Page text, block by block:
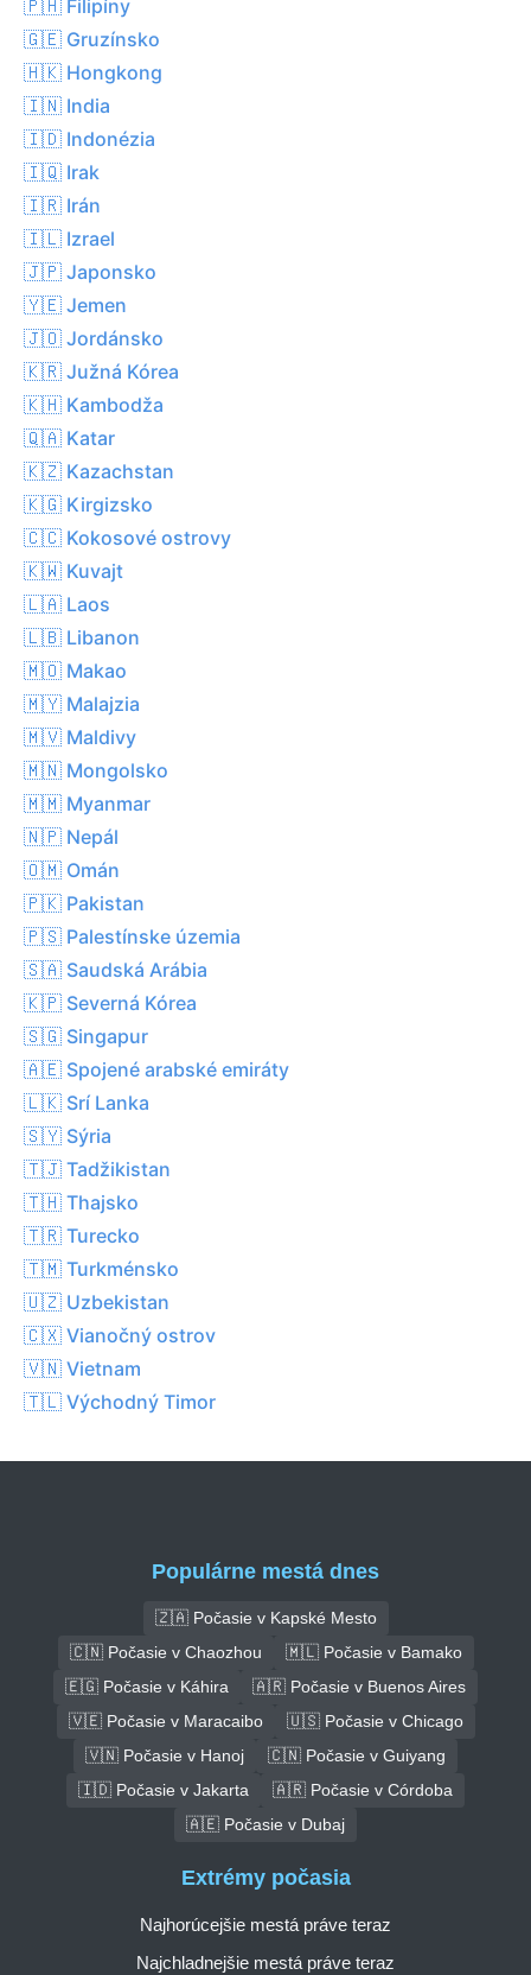
🇵🇭 Filipíny
🇬🇪 Gruzínsko
🇭🇰 Hongkong
🇮🇳 India
🇮🇩 Indonézia
🇮🇶 Irak
🇮🇷 Irán
🇮🇱 Izrael
🇯🇵 Japonsko
🇾🇪 Jemen
🇯🇴 Jordánsko
🇰🇷 Južná Kórea
🇰🇭 Kambodža
🇶🇦 Katar
🇰🇿 Kazachstan
🇰🇬 Kirgizsko
🇨🇨 Kokosové ostrovy
🇰🇼 Kuvajt
🇱🇦 Laos
🇱🇧 Libanon
🇲🇴 Makao
🇲🇾 Malajzia
🇲🇻 Maldivy
🇲🇳 Mongolsko
🇲🇲 Myanmar
🇳🇵 Nepál
🇴🇲 Omán
🇵🇰 Pakistan
🇵🇸 Palestínske územia
🇸🇦 Saudská Arábia
🇰🇵 Severná Kórea
🇸🇬 Singapur
🇦🇪 Spojené arabské emiráty
🇱🇰 Srí Lanka
🇸🇾 Sýria
🇹🇯 Tadžikistan
🇹🇭 Thajsko
🇹🇷 Turecko
🇹🇲 Turkménsko
🇺🇿 Uzbekistan
🇨🇽 Vianočný ostrov
🇻🇳 Vietnam
🇹🇱 Východný Timor
Populárne mestá dnes
🇿🇦 Počasie v Kapské Mesto
🇨🇳 Počasie v Chaozhou
🇲🇱 Počasie v Bamako
🇪🇬 Počasie v Káhira
🇦🇷 Počasie v Buenos Aires
🇻🇪 Počasie v Maracaibo
🇺🇸 Počasie v Chicago
🇻🇳 Počasie v Hanoj
🇨🇳 Počasie v Guiyang
🇮🇩 Počasie v Jakarta
🇦🇷 Počasie v Córdoba
🇦🇪 Počasie v Dubaj
Extrémy počasia
Najhorúcejšie mestá práve teraz
Najchladnejšie mestá práve teraz